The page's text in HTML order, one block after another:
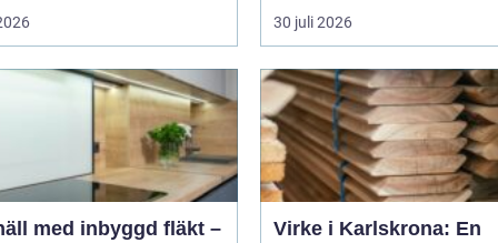
30 juli 2026
med inbyggd fläkt –
Virke i Karlskrona: En